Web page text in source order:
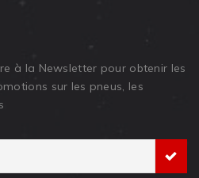
à la Newsletter pour obtenir les
sur les pneus, les